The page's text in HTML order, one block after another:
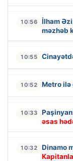
10:56
İlham
məzhəb
10:55
10:52 Metro ilə
10:33
əsas
10:32
Dinamo